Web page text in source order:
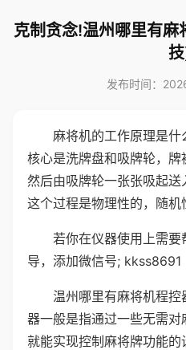
克制贪念!温州哪里有
发布时间：
麻将机的工作原理是
核心是洗牌盘和吸牌轮，牌
然后由吸牌轮一张张吸起送
这个过程是物理性的，随机
若你在仪器使用上需
导，添加微信号; kkss8691
温州哪里有麻将机程
器一般是指通过一些无需
就能实现控制麻将牌功能的